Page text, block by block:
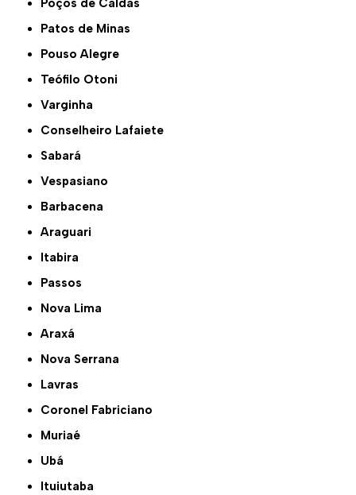
Poços de Caldas
Patos de Minas
Pouso Alegre
Teófilo Otoni
Varginha
Conselheiro Lafaiete
Sabará
Vespasiano
Barbacena
Araguari
Itabira
Passos
Nova Lima
Araxá
Nova Serrana
Lavras
Coronel Fabriciano
Muriaé
Ubá
Ituiutaba